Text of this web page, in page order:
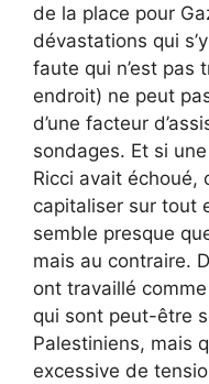
de la place pour
dévastations qui
faute qui n’est pas
endroit) ne peut
d’une facteur
sondages. Et si
Ricci avait échoué,
capitaliser sur tout
semble presque
mais au contraire.
ont travaillé
qui sont peut-être
Palestiniens, mais
excessive de